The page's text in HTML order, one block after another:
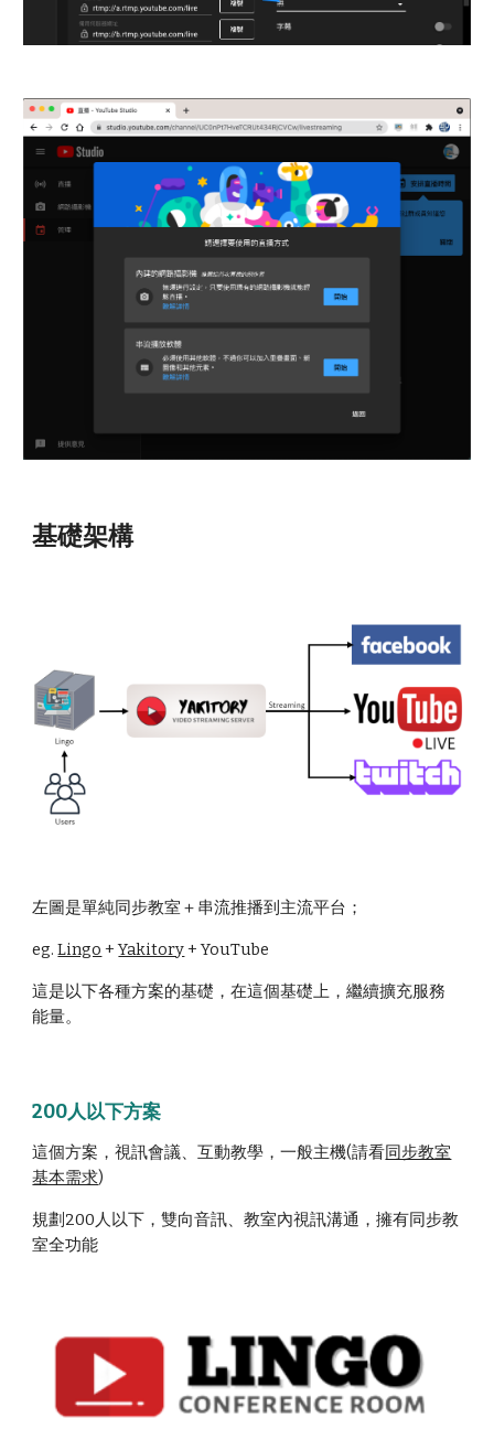
基礎架構
左圖是單純同步教室＋串流推播到主流平台；
eg.Lingo +Yakitory+ YouTube
這是以下各種方案的基礎，在這個基礎上，繼續擴充服務
能量。
200人以下方案
這個方案，視訊會議、互動教學，一般主機(請看同步教室
基本需求)
規劃200人以下，雙向音訊、教室內視訊溝通，擁有同步教
室全功能